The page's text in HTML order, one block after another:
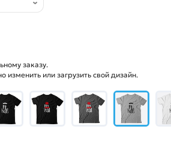
заказу.
или загрузить свой дизайн.